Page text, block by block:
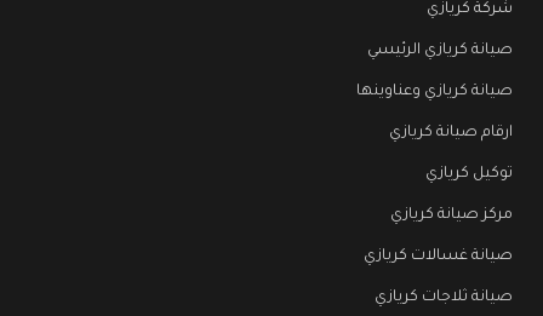
شركة كريازي
صيانة كريازي الرئيسي
صيانة كريازي وعناوينها
ارقام صيانة كريازي
توكيل كريازي
مركز صيانة كريازي
صيانة غسالات كريازي
صيانة ثلاجات كريازي